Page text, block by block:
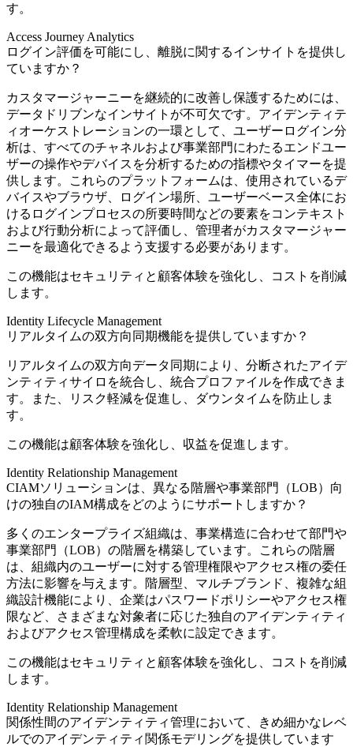
す。
Access Journey Analytics
ログイン評価を可能にし、離脱に関するインサイトを提供し
ていますか？
カスタマージャーニーを継続的に改善し保護するためには、
データドリブンなインサイトが不可欠です。アイデンティテ
ィオーケストレーションの一環として、ユーザーログイン分
析は、すべてのチャネルおよび事業部門にわたるエンドユー
ザーの操作やデバイスを分析するための指標やタイマーを提
供します。これらのプラットフォームは、使用されているデ
バイスやブラウザ、ログイン場所、ユーザーベース全体にお
けるログインプロセスの所要時間などの要素をコンテキスト
および行動分析によって評価し、管理者がカスタマージャー
ニーを最適化できるよう支援する必要があります。
この機能はセキュリティと顧客体験を強化し、コストを削減
します。
Identity Lifecycle Management
リアルタイムの双方向同期機能を提供していますか？
リアルタイムの双方向データ同期により、分断されたアイデ
ンティティサイロを統合し、統合プロファイルを作成できま
す。また、リスク軽減を促進し、ダウンタイムを防止しま
す。
この機能は顧客体験を強化し、収益を促進します。
Identity Relationship Management
CIAMソリューションは、異なる階層や事業部門（LOB）向
けの独自のIAM構成をどのようにサポートしますか？
多くのエンタープライズ組織は、事業構造に合わせて部門や
事業部門（LOB）の階層を構築しています。これらの階層
は、組織内のユーザーに対する管理権限やアクセス権の委任
方法に影響を与えます。階層型、マルチブランド、複雑な組
織設計機能により、企業はパスワードポリシーやアクセス権
限など、さまざまな対象者に応じた独自のアイデンティティ
およびアクセス管理構成を柔軟に設定できます。
この機能はセキュリティと顧客体験を強化し、コストを削減
します。
Identity Relationship Management
関係性間のアイデンティティ管理において、きめ細かなレベ
ルでのアイデンティティ関係モデリングを提供しています